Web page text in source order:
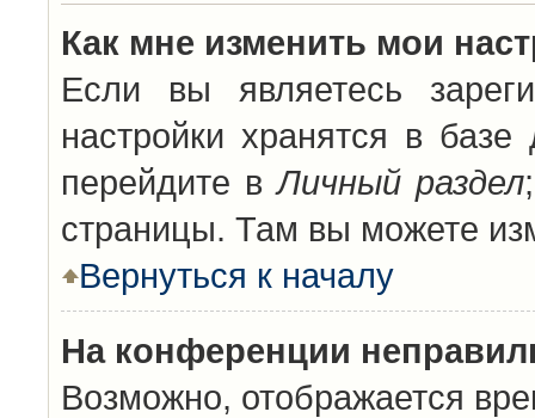
Как мне изменить мои
Если вы являетесь
настройки хранятся в
перейдите вЛичный раздел
страницы. Там вы можете
Вернуться к началу
На конференции
Возможно, отображается